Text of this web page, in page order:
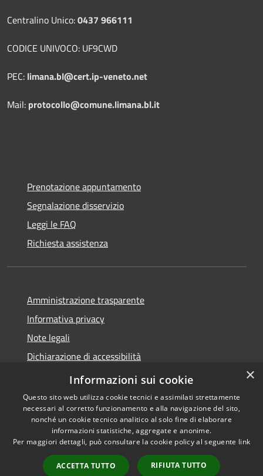
Centralino Unico:0437 966111
CODICE UNIVOCO: UF9CWD
PEC: limana.bl@cert.ip-veneto.net
Mail: protocollo@comune.limana.bl.it
Prenotazione appuntamento
Segnalazione disservizio
Leggi le FAQ
Richiesta assistenza
Amministrazione trasparente
Informativa privacy
Note legali
Dichiarazione di accessibilità
Moduli Privacy Amministrazione trasparente
Accessibilità
Copyright © 2026 • Comune di
Limana • Powered by
Municipium•
Accesso
×
Informazioni sui cookie
Questo sito web utilizza cookie tecnici e assimilati strettamente
necessari al corretto funzionamento e alla navigazione del sito,
nonché un cookie tecnico analitico al solo fine di elaborare
informazioni statistiche, aggregate e anonime.
Per maggiori dettagli, può consultare la cookie policy al seguente link
ACCETTA TUTTO RIFIUTA TUTTO